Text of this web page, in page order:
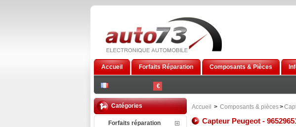
€
Accueil Forfaits Réparation Composants & Pièces
Catégories
Forfaits réparation
Accueil > Composants & pièces>
Capteur Peugeot -